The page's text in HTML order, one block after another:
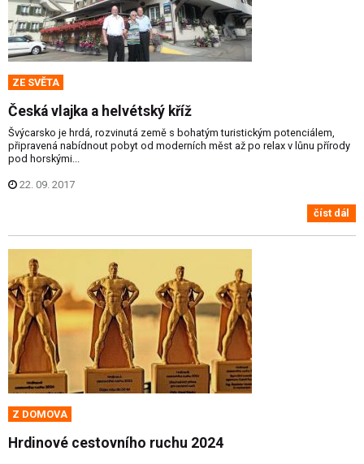
ZE SVĚTA
Česká vlajka a helvétský kříž
Švýcarsko je hrdá, rozvinutá země s bohatým turistickým potenciálem,
připravená nabídnout pobyt od moderních měst až po relax v lůnu přírody
pod horskými...
22. 09. 2017
číst dál
Z DOMOVA
Hrdinové cestovního ruchu 2024